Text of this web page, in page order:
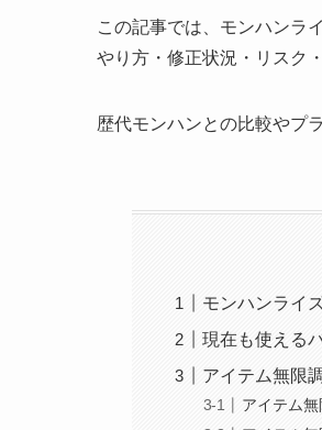
この記事では、モンハンラ
やり方・修正状況・リスク
歴代モンハンとの比較やプ
モンハンライ
現在も使える
アイテム無限
アイテム無